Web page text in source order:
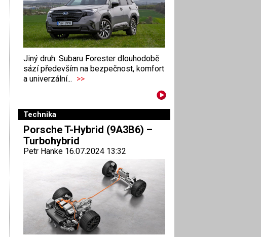
Jiný druh. Subaru Forester dlouhodobě
sází především na bezpečnost, komfort
a univerzální... >>
Technika
Porsche T-Hybrid (9A3B6) –
Turbohybrid
Petr Hanke 16.07.2024 13:32